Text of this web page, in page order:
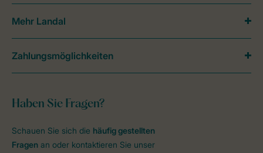
Haben Sie Fragen?
Schauen Sie sich die häufig gestellten
Fragen an oder kontaktieren Sie unser
Mehr Landal
Zahlungsmöglichkeiten